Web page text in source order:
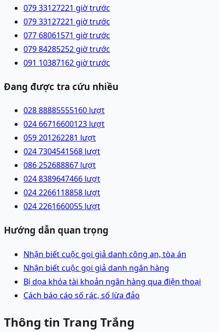
079 33127221 giờ trước
079 33127221 giờ trước
077 68061571 giờ trước
079 84285252 giờ trước
091 10387162 giờ trước
Đang được tra cứu nhiều
028 88885555160 lượt
024 66716600123 lượt
059 201262281 lượt
024 7304541568 lượt
086 252688867 lượt
024 8389647466 lượt
024 2266118858 lượt
024 2261660055 lượt
Hướng dẫn quan trọng
Nhận biết cuộc gọi giả danh công an, tòa án
Nhận biết cuộc gọi giả danh ngân hàng
Bị dọa khóa tài khoản ngân hàng qua điện thoại
Cách báo cáo số rác, số lừa đảo
Thông tin Trang Trắng